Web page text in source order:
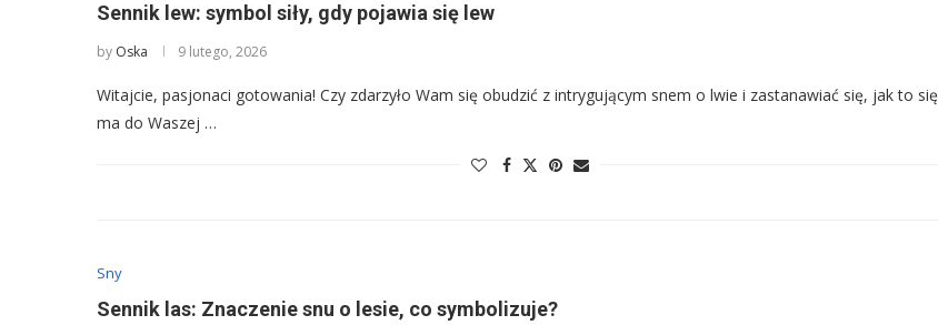
Sennik lew: symbol siły, gdy pojawia się lew
by Oska 9 lutego, 2026
Witajcie, pasjonaci gotowania! Czy zdarzyło Wam się obudzić z intrygującym snem o lwie i zastanawiać się, jak to się
ma do Waszej …
Sny
Sennik las: Znaczenie snu o lesie, co symbolizuje?